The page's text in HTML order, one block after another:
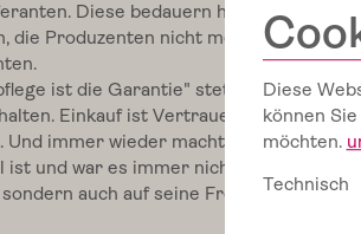
Diese bedauern heute, dass so
die Produzenten nicht mehr kennen,
ist die Garantie" stets gute
Einkauf ist Vertrauenssache und
Und immer wieder macht er auf Slowfood
ist und war es immer nicht nur seine
auch auf seine Freunde vergisst
Diese
können
möchten.
Technisch